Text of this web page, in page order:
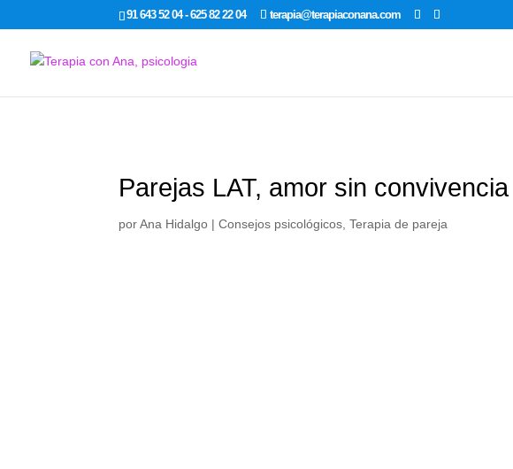
google-site-verification: google7dcda757e565a307.html
91 643 52 04 - 625 82 22 04 terapia@terapiaconana.com
Parejas LAT, amor sin convivencia
porAna Hidalgo |Consejos psicológicos ,Terapia de pareja